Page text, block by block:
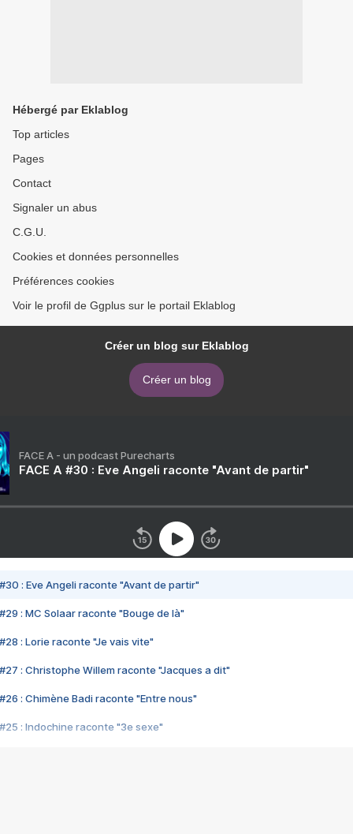
Hébergé par Eklablog
Top articles
Pages
Contact
Signaler un abus
C.G.U.
Cookies et données personnelles
Préférences cookies
Voir le profil de Ggplus sur le portail Eklablog
Créer un blog sur Eklablog
Créer un blog
FACE A - un podcast Purecharts
FACE A #30 : Eve Angeli raconte "Avant de partir"
#30 : Eve Angeli raconte "Avant de partir"
#29 : MC Solaar raconte "Bouge de là"
#28 : Lorie raconte "Je vais vite"
#27 : Christophe Willem raconte "Jacques a dit"
#26 : Chimène Badi raconte "Entre nous"
#25 : Indochine raconte "3e sexe"